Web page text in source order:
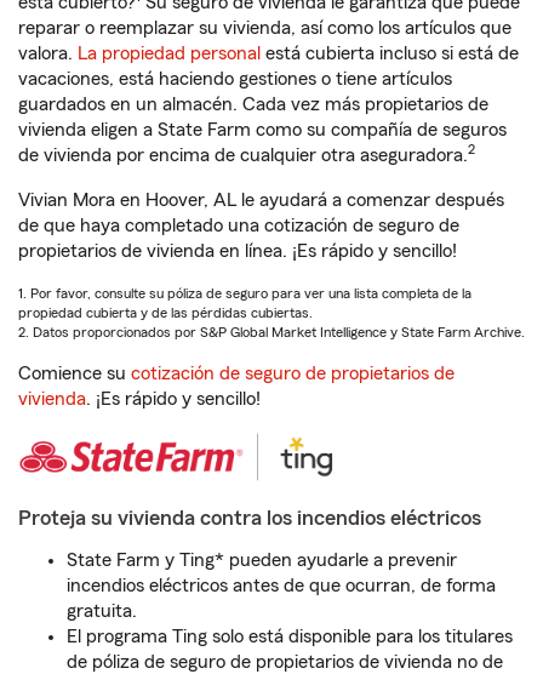
reparar o reemplazar su vivienda, así como los artículos que
valora. La propiedad personal está cubierta incluso si está de
vacaciones, está haciendo gestiones o tiene artículos
guardados en un almacén. Cada vez más propietarios de
vivienda eligen a State Farm como su compañía de seguros
de vivienda por encima de cualquier otra aseguradora.2
Vivian Mora en Hoover, AL le ayudará a comenzar después
de que haya completado una cotización de seguro de
propietarios de vivienda en línea. ¡Es rápido y sencillo!
1. Por favor, consulte su póliza de seguro para ver una lista completa de la
propiedad cubierta y de las pérdidas cubiertas.
2. Datos proporcionados por S&P Global Market Intelligence y State Farm Archive.
Comience su cotización de seguro de propietarios de
vivienda. ¡Es rápido y sencillo!
Proteja su vivienda contra los incendios eléctricos
State Farm y Ting* pueden ayudarle a prevenir
incendios eléctricos antes de que ocurran, de forma
gratuita.
El programa Ting solo está disponible para los titulares
de póliza de seguro de propietarios de vivienda no de